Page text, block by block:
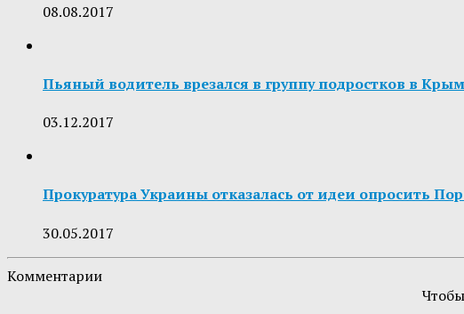
08.08.2017
Пьяный водитель врезался в группу подростков в
03.12.2017
Прокуратура Украины отказалась от идеи опросить
30.05.2017
Комментарии